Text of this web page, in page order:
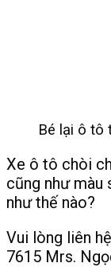
Bé lại ô tô
Xe ô tô chòi
cũng như màu
như thế nào?
Vui lòng liên
7615 Mrs.